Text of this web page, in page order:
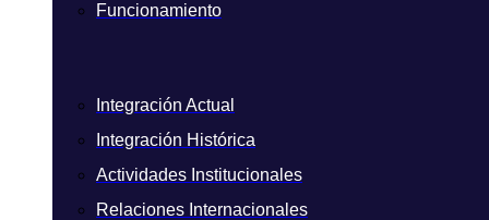
Funcionamiento
Integración Actual
Integración Histórica
Actividades Institucionales
Relaciones Internacionales